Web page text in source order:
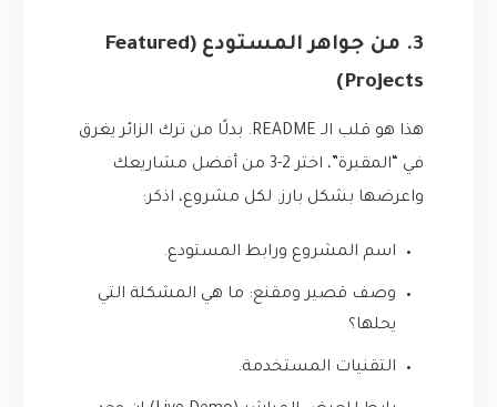
3. من جواهر المستودع (Featured
Projects)
هذا هو قلب الـ README. بدلًا من ترك الزائر يغرق
في “المقبرة”، اختر 2-3 من أفضل مشاريعك
واعرضها بشكل بارز. لكل مشروع، اذكر:
اسم المشروع ورابط المستودع.
وصف قصير ومقنع: ما هي المشكلة التي
يحلها؟
التقنيات المستخدمة.